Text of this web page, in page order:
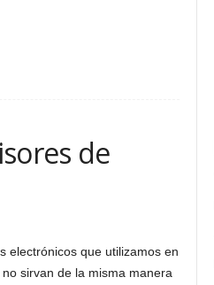
de
electrónicos que utilizamos en
sirvan de la misma manera